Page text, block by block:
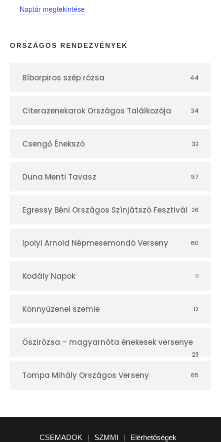
a
p
r
Naptár megtekintése
ORSZÁGOS RENDEZVÉNYEK
Bíborpiros szép rózsa 44
Citerazenekarok Országos Találkozója 34
Csengő Énekszó 32
Duna Menti Tavasz 97
Egressy Béni Országos Színjátszó Fesztivál 26
Ipolyi Arnold Népmesemondó Verseny 60
Kodály Napok 11
Könnyűzenei szemle 12
Őszirózsa – magyarnóta énekesek versenye
23
Tompa Mihály Országos Verseny 65
CSEMADOK | SZMMI | Elérhetőségek